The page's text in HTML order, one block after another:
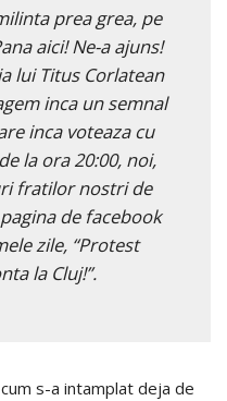
prea grea, pe
aici! Ne-a ajuns!
lui Titus Corlatean
inca un semnal
inca voteaza cu
la ora 20:00, noi,
fratilor nostri de
de facebook
zile, “Protest
la Cluj!”.
s-a intamplat deja de